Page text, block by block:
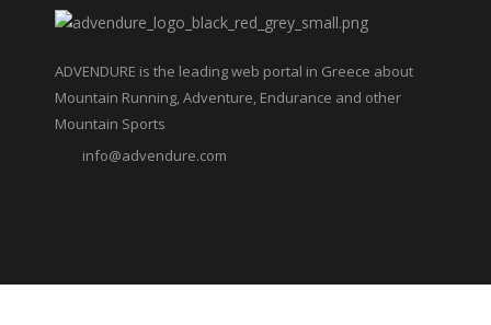
ADVENDURE is the leading web portal in Greece about
Mountain Running, Adventure, Endurance and other
Mountain Sports
info@advendure.com